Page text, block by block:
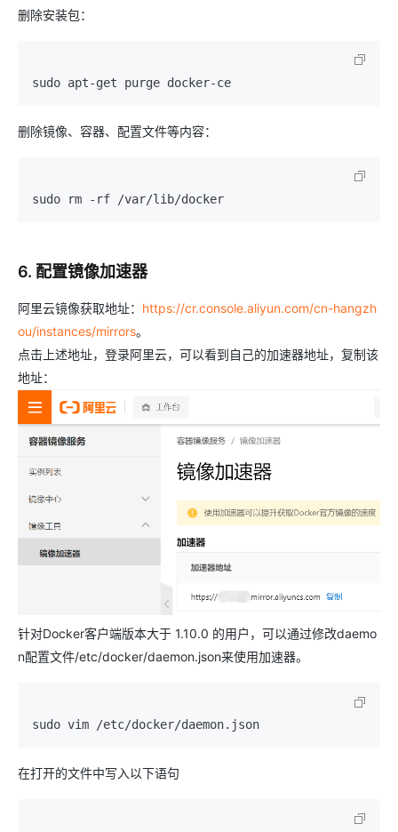
删除安装包：
sudo apt-get purge docker-ce
删除镜像、容器、配置文件等内容：
sudo rm -rf /var/lib/docker
6. 配置镜像加速器
阿里云镜像获取地址： https://cr.console.aliyun.com/cn-hangzh
ou/instances/mirrors。
点击上述地址，登录阿里云，可以看到自己的加速器地址，复制该
地址：
针对Docker客户端版本大于 1.10.0 的用户，可以通过修改daemo
n配置文件/etc/docker/daemon.json来使用加速器。
sudo vim /etc/docker/daemon.json
在打开的文件中写入以下语句